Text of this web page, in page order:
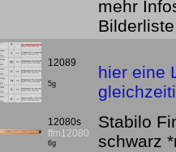
mehr
Bilderliste
12089
5g
hier eine
12080s
ffm12080
6g
Stabilo
schwarz